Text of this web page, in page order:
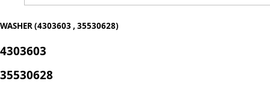
WASHER (4303603 , 35530628)
4303603
35530628